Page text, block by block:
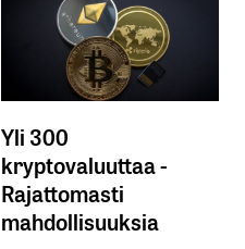
Yli 300
kryptovaluuttaa -
Rajattomasti
mahdollisuuksia